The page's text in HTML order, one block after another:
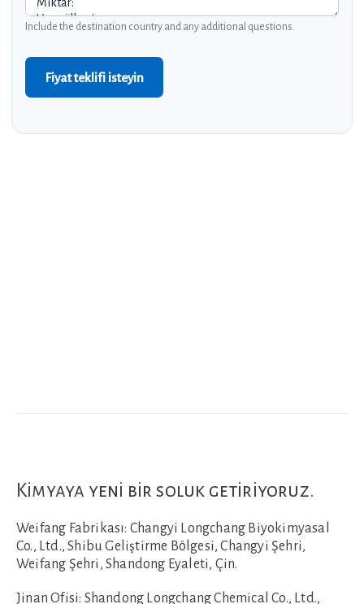
Include the destination country and any additional questions.
Fiyat teklifi isteyin
Kimyaya yeni bir soluk getiriyoruz.
Weifang Fabrikası: Changyi Longchang Biyokimyasal
Co., Ltd., Shibu Geliştirme Bölgesi, Changyi Şehri,
Weifang Şehri, Shandong Eyaleti, Çin.
Jinan Ofisi: Shandong Longchang Chemical Co., Ltd.,